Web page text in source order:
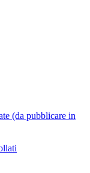
(da pubblicare in